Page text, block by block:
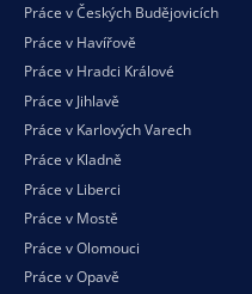
Práce v Českých Budějovicích
Práce v Havířově
Práce v Hradci Králové
Práce v Jihlavě
Práce v Karlových Varech
Práce v Kladně
Práce v Liberci
Práce v Mostě
Práce v Olomouci
Práce v Opavě